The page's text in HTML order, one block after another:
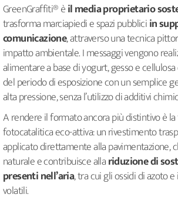
GreenGraffiti® èil media proprietario
trasforma marciapiedi e spazi pubbliciin
comunicazione, attraverso una tecnica
impatto ambientale. I messaggi vengono
alimentare a base di yogurt, gesso e
del periodo di esposizione con un semplice
alta pressione, senza l’utilizzo di additivi
A rendere il formato ancora più distintivo è
fotocatalitica eco-attiva: un rivestimento
applicato direttamente alla pavimentazione,
naturale e contribuisce allariduzione di
presenti nell’aria, tra cui gli ossidi di azoto
volatili.